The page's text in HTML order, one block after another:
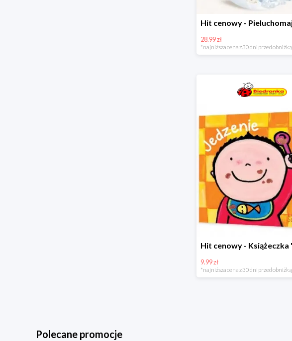
28.99 zł
*najniższa cena z 30 dni przed obniżką
9.99 zł
*najniższa cena z 30 dni przed obniżką
Polecane promocje